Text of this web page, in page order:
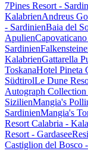
7Pines Resort -
KalabrienAndreus
- SardinienBaia del
Apulien
Sardinien
KalabrienGattarella
ToskanaHotel Pineta
SüdtirolLe Dune
Autograph
SizilienMangia's
SardinienMangia's
Resort Calabria -
Resort - Gardasee
Castiglion del Bosco